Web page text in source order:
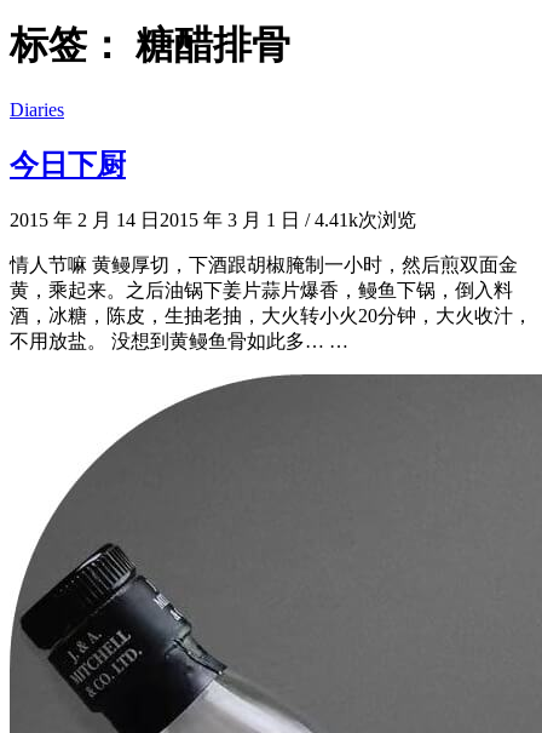
标签： 糖醋排骨
Diaries
今日下厨
2015 年 2 月 14 日 2015 年 3 月 1 日 /4.41k次浏览
情人节嘛 黄鳗厚切，下酒跟胡椒腌制一小时，然后煎双面金
黄，乘起来。之后油锅下姜片蒜片爆香，鳗鱼下锅，倒入料
酒，冰糖，陈皮，生抽老抽，大火转小火20分钟，大火收汁，
不用放盐。 没想到黄鳗鱼骨如此多… …